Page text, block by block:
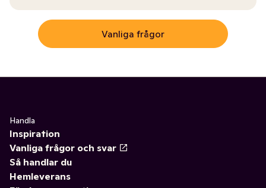
Vanliga frågor
Handla
Inspiration
Vanliga frågor och svar
Så handlar du
Hemleverans